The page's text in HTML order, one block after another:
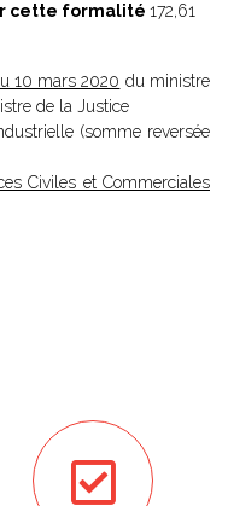
cette formalité 172,61
10 mars 2020 du ministre
de la Justice
(somme reversée
Civiles et Commerciales